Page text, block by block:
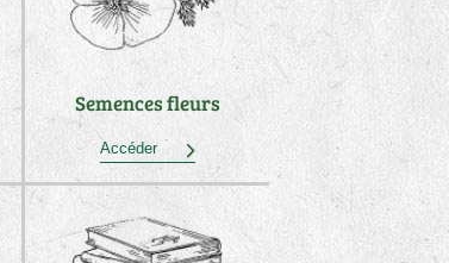
Semences fleurs
Accéder